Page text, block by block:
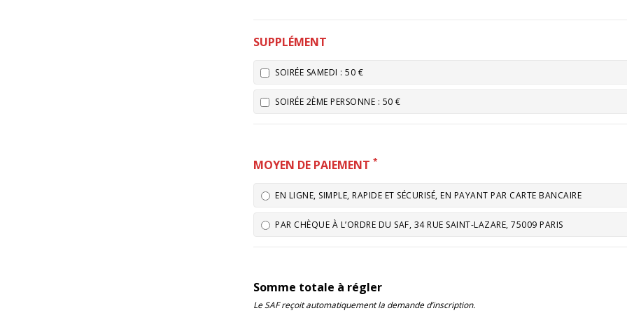
SUPPLÉMENT
SOIRÉE SAMEDI : 50 €
SOIRÉE 2ÈME PERSONNE : 50 €
MOYEN DE PAIEMENT *
EN LIGNE, SIMPLE, RAPIDE ET SÉCURISÉ, EN PAYANT PAR CARTE BANCAIRE
PAR CHÈQUE À L’ORDRE DU SAF, 34 RUE SAINT-LAZARE, 75009 PARIS
Somme totale à régler
Le SAF reçoit automatiquement la demande d’inscription.